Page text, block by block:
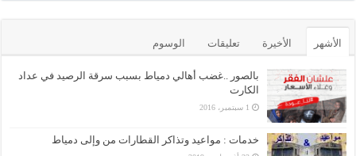
الأشهر الأخيرة تعليقات الوسوم
بالصور ..غضب أهالي دمياط بسبب سرقة الرصيد في عداد
الكارت
1 سبتمبر، 2016
خدمات : مواعيد وتذاكر القطارات من وإلى دمياط